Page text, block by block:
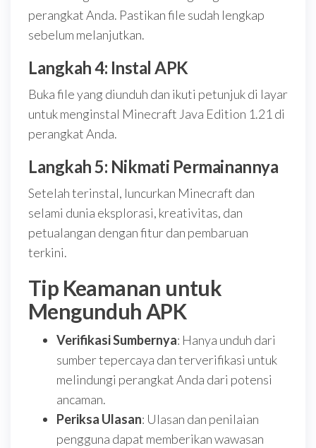
perangkat Anda. Pastikan file sudah lengkap
sebelum melanjutkan.
Langkah 4: Instal APK
Buka file yang diunduh dan ikuti petunjuk di layar
untuk menginstal Minecraft Java Edition 1.21 di
perangkat Anda.
Langkah 5: Nikmati Permainannya
Setelah terinstal, luncurkan Minecraft dan
selami dunia eksplorasi, kreativitas, dan
petualangan dengan fitur dan pembaruan
terkini.
Tip Keamanan untuk
Mengunduh APK
Verifikasi Sumbernya: Hanya unduh dari
sumber tepercaya dan terverifikasi untuk
melindungi perangkat Anda dari potensi
ancaman.
Periksa Ulasan: Ulasan dan penilaian
pengguna dapat memberikan wawasan